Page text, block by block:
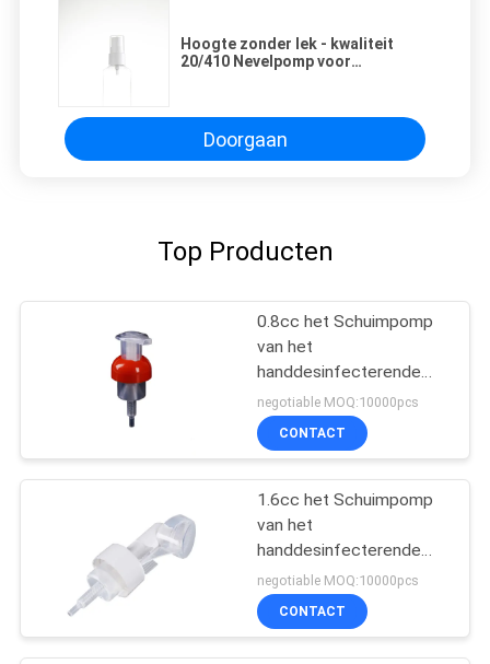
Hoogte zonder lek - kwaliteit
20/410 Nevelpomp voor
Doorgaan
Top Producten
0.8cc het Schuimpomp
van het
handdesinfecterende
middel
negotiable MOQ:10000pcs
CONTACT
1.6cc het Schuimpomp
van het
handdesinfecterende
middel
negotiable MOQ:10000pcs
CONTACT